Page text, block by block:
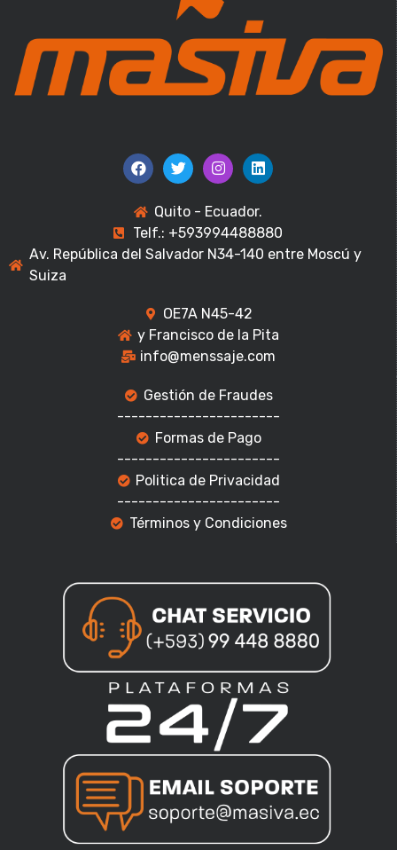
Quito - Ecuador.
Telf.: +593994488880
Av. República del Salvador N34-140 entre Moscú y
Suiza
OE7A N45-42
y Francisco de la Pita
info@menssaje.com
Gestión de Fraudes
-----------------------
Formas de Pago
-----------------------
Politica de Privacidad
-----------------------
Términos y Condiciones